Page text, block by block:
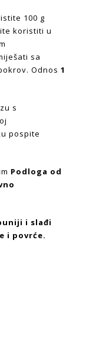
100 g
koristiti u
sa
Odnos 1
s
pospite
Podloga od
i slađi
i povrće.